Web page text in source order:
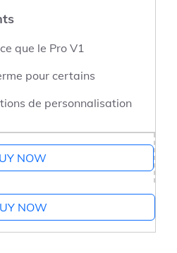
que le Pro V1
pour certains
de personnalisation
NOW
NOW